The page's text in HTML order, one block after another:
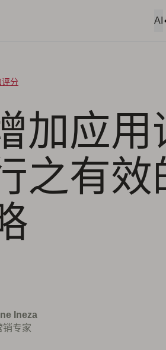
AI
分
加应用
之有效
Ineza
销专家